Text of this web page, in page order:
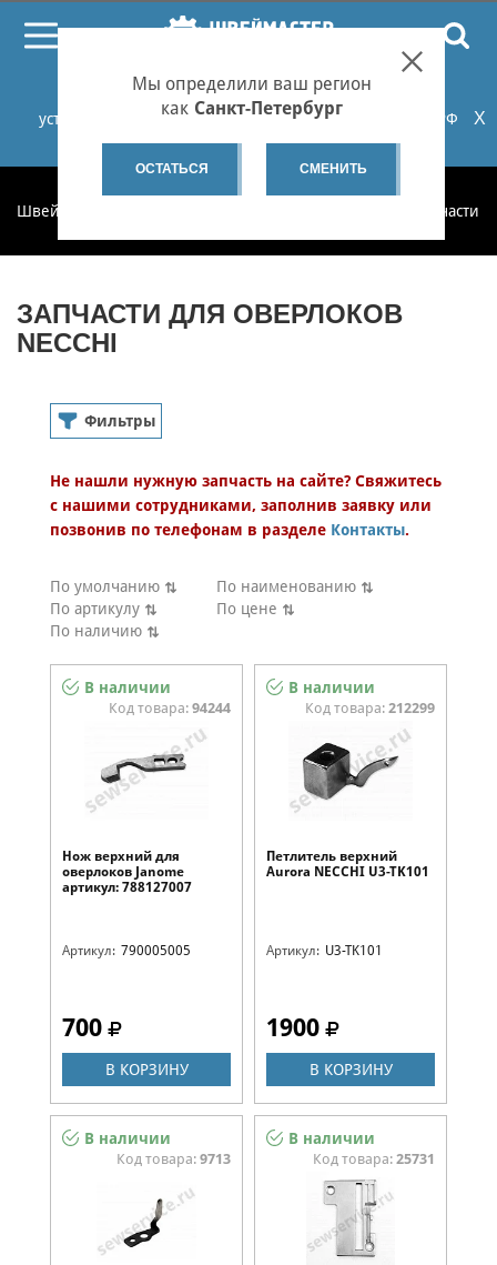
При проблемах с онлайн-оплатой заказов на сайте
установите российские сертификаты НУЦ Минцифры РФ
или используйте Яндекс.Браузер.Подробнее...
X
Мы определили ваш регион
как Санкт-Петербург
ОСТАТЬСЯ СМЕНИТЬ
Швеймастер Запчасти
ЗАПЧАСТИ ДЛЯ ОВЕРЛОКОВ
NECCHI
Фильтры
Запчасти
Категория запчасти
Категория аксессуара
Не нашли нужную запчасть на сайте? Свяжитесь
с нашими сотрудниками, заполнив заявку или
позвонив по телефонам в разделе Контакты.
По умолчанию
По наименованию
По артикулу
По цене
По наличию
Нож верхний для
оверлоков Janome
артикул: 788127007
Артикул: 790005005
В наличии
Код товара: 94244
700
В КОРЗИНУ
Петлитель верхний
Aurora NECCHI U3-TK101
Артикул: U3-TK101
В наличии
Код товара: 212299
1900
В КОРЗИНУ
В наличии
Код товара: 9713
В наличии
Код товара: 25731